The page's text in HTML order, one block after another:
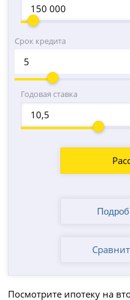
Срок кредита
Годовая ставка
Посмотрите ипотеку на